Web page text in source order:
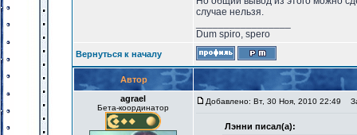
случае нельзя.
Dum spiro, spero
Вернуться к началу
Автор
agrael
Бета-координатор
Добавлено: Вт, 30 Ноя, 2010 22:49
Лэнни писал(а):